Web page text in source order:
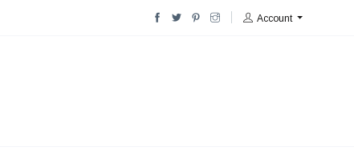
Account